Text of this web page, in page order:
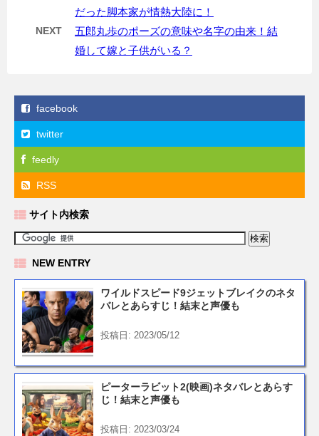
だった脚本家が情熱大陸に！
NEXT
五郎丸歩のポーズの意味や名字の由来！結
婚して嫁と子供がいる？
facebook
twitter
feedly
RSS
サイト内検索
NEW ENTRY
ワイルドスピード9ジェットブレイクのネタ
バレとあらすじ！結末と声優も
投稿日: 2023/05/12
ピーターラビット2(映画)ネタバレとあらす
じ！結末と声優も
投稿日: 2023/03/24